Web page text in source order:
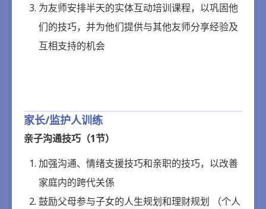
为友师安排半天的实体互动培训课程，以巩固他
们的技巧，并为他们提供与其他友师分享经验及
互相支持的机会‍
家长/监护人训练
亲子沟通技巧（1节）
加强沟通、情绪支援技巧和亲职的技巧，以改善
家庭内的跨代关係
鼓励父母参与子女的人生规划和理财规划 （个人